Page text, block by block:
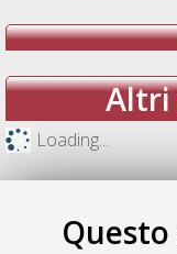
Altri
Loading...